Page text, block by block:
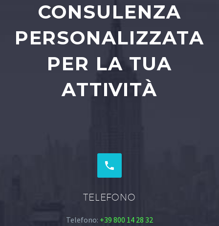
CONSULENZA
PERSONALIZZATA
PER LA TUA
ATTIVITÀ


TELEFONO
Telefono: +39 800 14 28 32